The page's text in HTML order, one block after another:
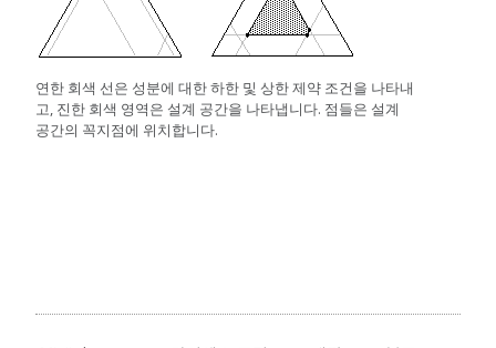
연한 회색 선은 성분에 대한 하한 및 상한 제약 조건을 나타내
고, 진한 회색 영역은 설계 공간을 나타냅니다. 점들은 설계
공간의 꼭지점에 위치합니다.